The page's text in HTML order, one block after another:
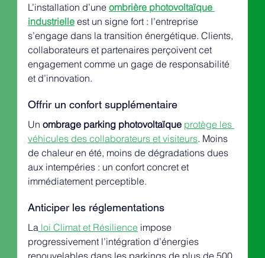
L’installation d’une ombrière photovoltaïque
industrielle est un signe fort : l’entreprise
s’engage dans la transition énergétique. Clients,
collaborateurs et partenaires perçoivent cet
engagement comme un gage de responsabilité
et d’innovation.
Offrir un confort supplémentaire
Un ombrage parking photovoltaïque protège les
véhicules des collaborateurs et visiteurs. Moins
de chaleur en été, moins de dégradations dues
aux intempéries : un confort concret et
immédiatement perceptible.
Anticiper les réglementations
La loi Climat et Résilience impose
progressivement l’intégration d’énergies
renouvelables dans les parkings de plus de 500